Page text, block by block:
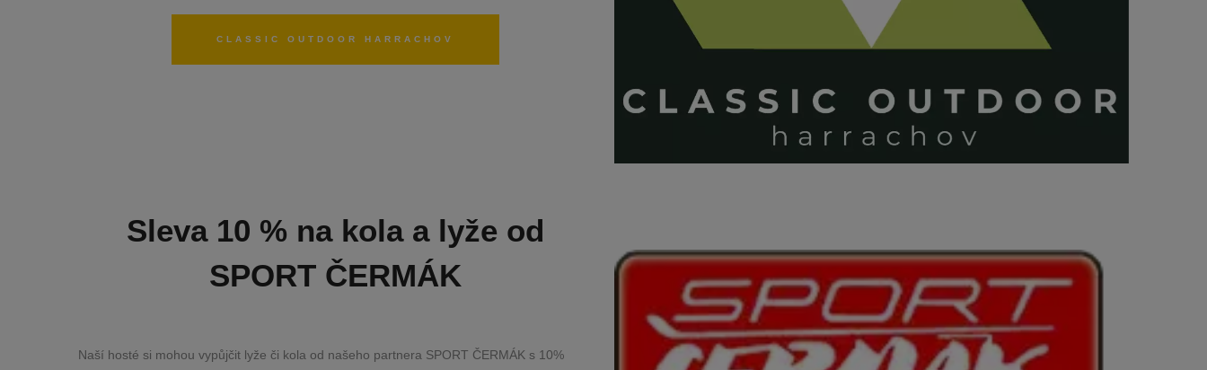
CLASSIC OUTDOOR HARRACHOV
Sleva 10 % na kola a lyže od
SPORT ČERMÁK
Naší hosté si mohou vypůjčit lyže či kola od našeho partnera SPORT ČERMÁK s 10%